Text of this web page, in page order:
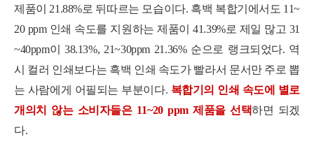
제품이 21.88%로 뒤따르는 모습이다. 흑백 복합기에서도 11~
20 ppm 인쇄 속도를 지원하는 제품이 41.39%로 제일 많고 31
~40ppm이 38.13%, 21~30ppm 21.36% 순으로 랭크되었다. 역
시 컬러 인쇄보다는 흑백 인쇄 속도가 빨라서 문서만 주로 뽑
는 사람에게 어필되는 부분이다. 복합기의 인쇄 속도에 별로
개의치 않는 소비자들은 11~20 ppm 제품을 선택하면 되겠
다.